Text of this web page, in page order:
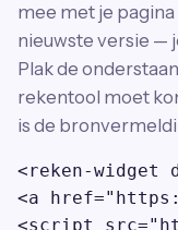
mee met je
nieuwste versie —
Plak de
rekentool moet
is de
<reken-widget
<a
<script